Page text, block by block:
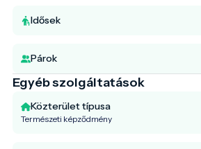
Idősek
Párok
Egyéb szolgáltatások
Közterület típusa
Természeti képződmény